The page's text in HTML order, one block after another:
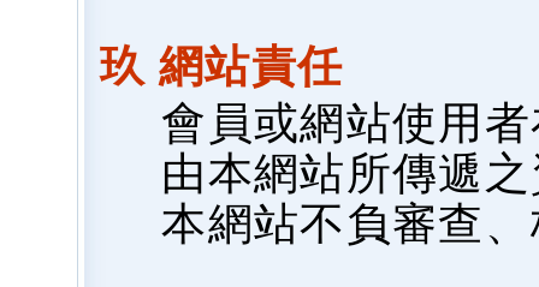
玖 網站責任
會員或網站使用
由本網站所傳遞
本網站不負審查